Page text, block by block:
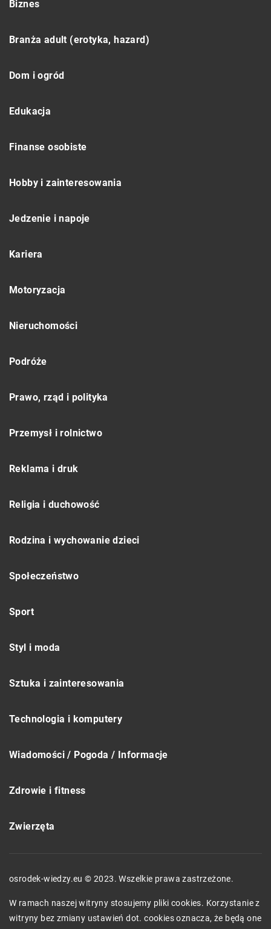
Biznes
Branża adult (erotyka, hazard)
Dom i ogród
Edukacja
Finanse osobiste
Hobby i zainteresowania
Jedzenie i napoje
Kariera
Motoryzacja
Nieruchomości
Podróże
Prawo, rząd i polityka
Przemysł i rolnictwo
Reklama i druk
Religia i duchowość
Rodzina i wychowanie dzieci
Społeczeństwo
Sport
Styl i moda
Sztuka i zainteresowania
Technologia i komputery
Wiadomości / Pogoda / Informacje
Zdrowie i fitness
Zwierzęta
osrodek-wiedzy.eu © 2023. Wszelkie prawa zastrzeżone.
W ramach naszej witryny stosujemy pliki cookies. Korzystanie z
witryny bez zmiany ustawień dot. cookies oznacza, że będą one